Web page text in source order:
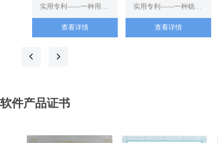
于土壤墒情监测装置
实用专利——一种用于
土壤墒情监测装置
查看详情
定性强的物联网机器
人-实用新型专利证
实用专利——一种稳定
性强的物联网机器人-
实用新型专利证书
查看详情
넳 넲
软件产品证书